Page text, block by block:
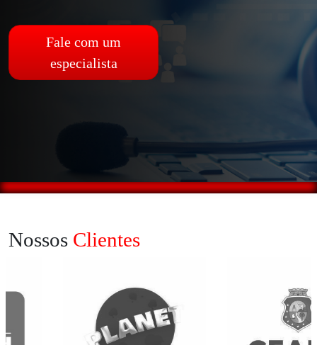
Fale com um
especialista
Nossos Clientes